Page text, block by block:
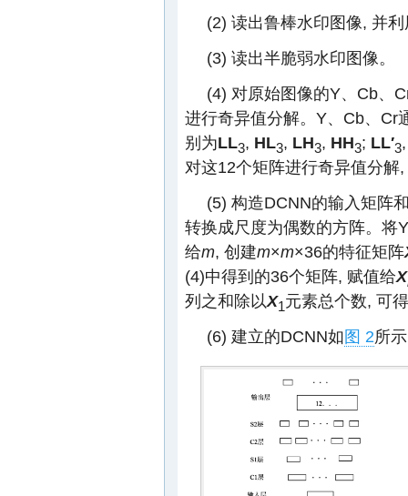
(2) 读出鲁棒水印图像, 并
(3) 读出半脆弱水印图像。
(4) 对原始图像的Y、Cb、
进行奇异值分解。Y、Cb、Cr
别为LL3, HL3, LH3, HH3; LL′3
对这12个矩阵进行奇异值分解
(5) 构造DCNN的输入矩阵
转换成尺度为偶数的方阵。将
给m, 创建m×m×36的特征矩阵
(4)中得到的36个矩阵, 赋值给X
列之和除以X1元素总个数, 可
(6) 建立的DCNN如图 2所